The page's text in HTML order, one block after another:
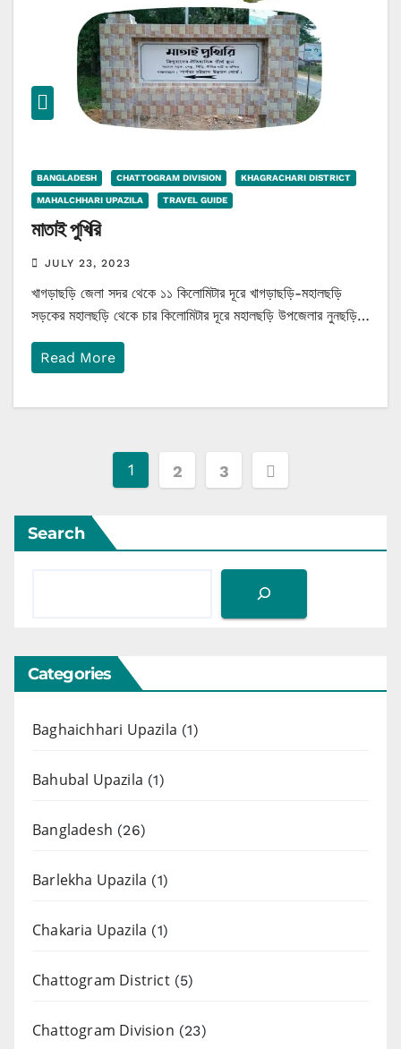
BANGLADESH CHATTOGRAM DIVISION KHAGRACHARI DISTRICT
MAHALCHHARI UPAZILA TRAVEL GUIDE
মাতাই পুখিরি
JULY 23, 2023
খাগড়াছড়ি জেলা সদর থেকে ১১ কিলোমিটার দূরে খাগড়াছড়ি-মহালছড়ি
সড়কের মহালছড়ি থেকে চার কিলোমিটার দূরে মহালছড়ি উপজেলার নুনছড়ি…
Read More
Posts
1 2 3
Search
Categories
Baghaichhari Upazila (1)
Bahubal Upazila (1)
Bangladesh (26)
Barlekha Upazila (1)
Chakaria Upazila (1)
Chattogram District(5)
Chattogram Division (23)